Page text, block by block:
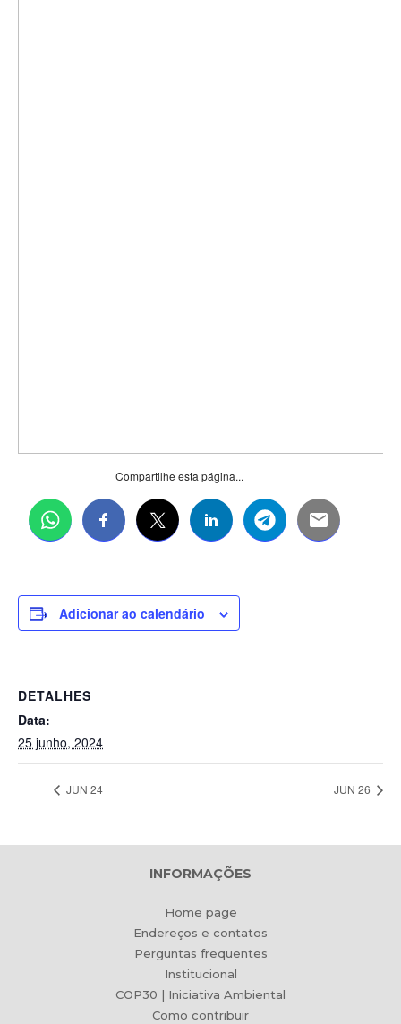
Compartilhe esta página...
Adicionar ao calendário
DETALHES
Data:
25 junho, 2024
JUN 24 JUN 26
INFORMAÇÕES
Home page
Endereços e contatos
Perguntas frequentes
Institucional
COP30 | Iniciativa Ambiental
Como contribuir